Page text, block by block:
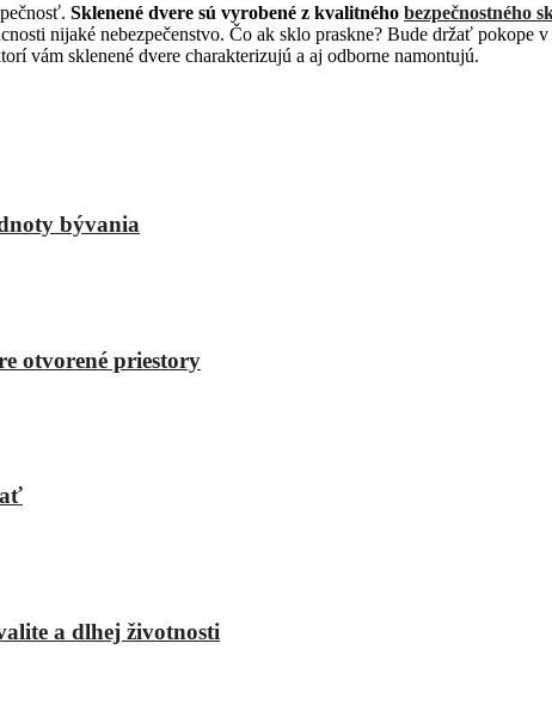
Sklenené dvere sú vyrobené z kvalitného bezpečnostného
nijaké nebezpečenstvo. Čo ak sklo praskne? Bude držať pokope
vám sklenené dvere charakterizujú a aj odborne namontujú.
bývania
otvorené priestory
a dlhej životnosti